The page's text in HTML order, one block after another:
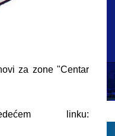
za zone "Centar
linku: